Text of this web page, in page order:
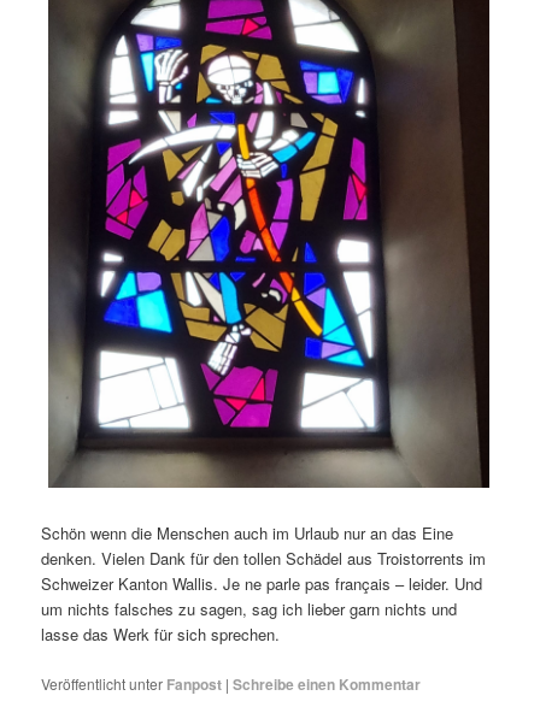
Schön wenn die Menschen auch im Urlaub nur an das Eine
denken. Vielen Dank für den tollen Schädel aus Troistorrents im
Schweizer Kanton Wallis. Je ne parle pas français – leider. Und
um nichts falsches zu sagen, sag ich lieber garn nichts und
lasse das Werk für sich sprechen.
Veröffentlicht unter Fanpost |Schreibe einen Kommentar